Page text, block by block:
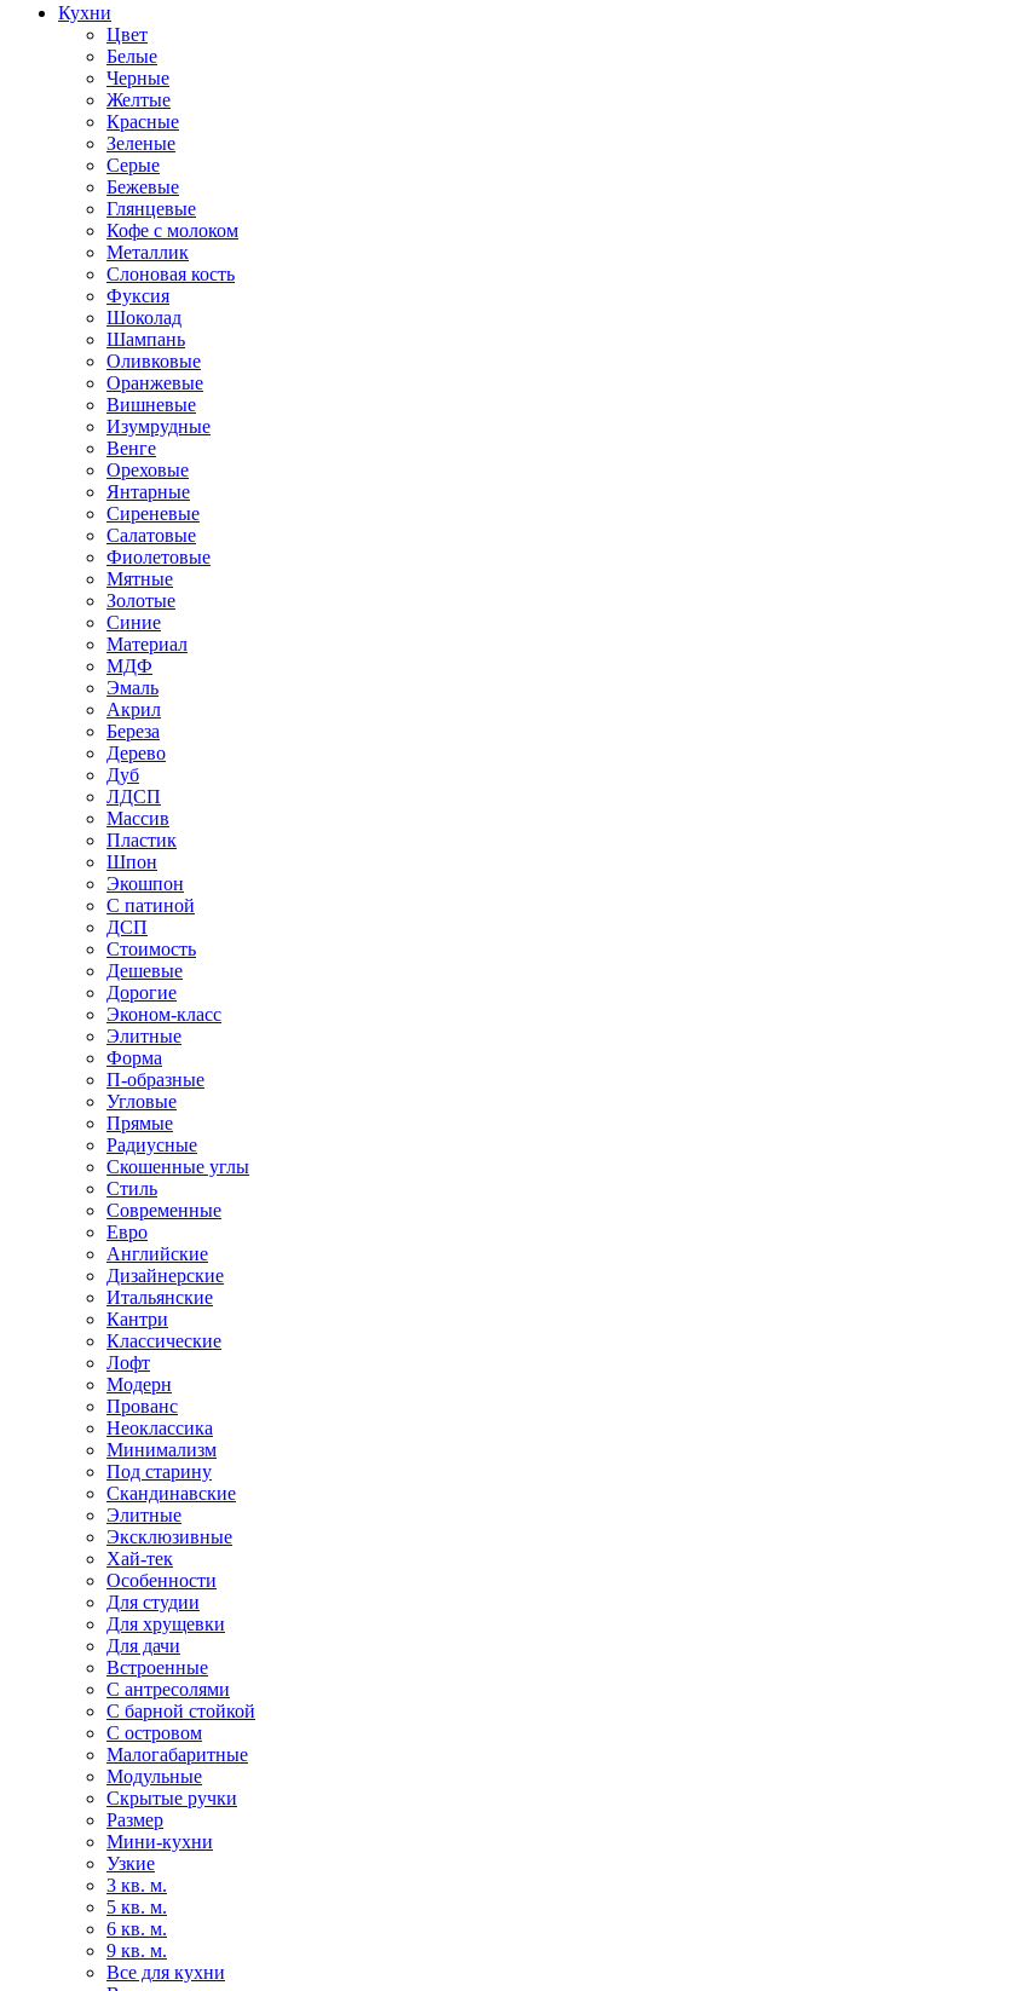
Кухни
Цвет
Белые
Черные
Желтые
Красные
Зеленые
Серые
Бежевые
Глянцевые
Кофе с молоком
Металлик
Слоновая кость
Фуксия
Шоколад
Шампань
Оливковые
Оранжевые
Вишневые
Изумрудные
Венге
Ореховые
Янтарные
Сиреневые
Салатовые
Фиолетовые
Мятные
Золотые
Синие
Материал
МДФ
Эмаль
Акрил
Береза
Дерево
Дуб
ЛДСП
Массив
Пластик
Шпон
Экошпон
С патиной
ДСП
Стоимость
Дешевые
Дорогие
Эконом-класс
Элитные
Форма
П-образные
Угловые
Прямые
Радиусные
Скошенные углы
Стиль
Современные
Евро
Английские
Дизайнерские
Итальянские
Кантри
Классические
Лофт
Модерн
Прованс
Неоклассика
Минимализм
Под старину
Скандинавские
Элитные
Эксклюзивные
Хай-тек
Особенности
Для студии
Для хрущевки
Для дачи
Встроенные
С антресолями
С барной стойкой
С островом
Малогабаритные
Модульные
Скрытые ручки
Размер
Мини-кухни
Узкие
3 кв. м.
5 кв. м.
6 кв. м.
9 кв. м.
Все для кухни